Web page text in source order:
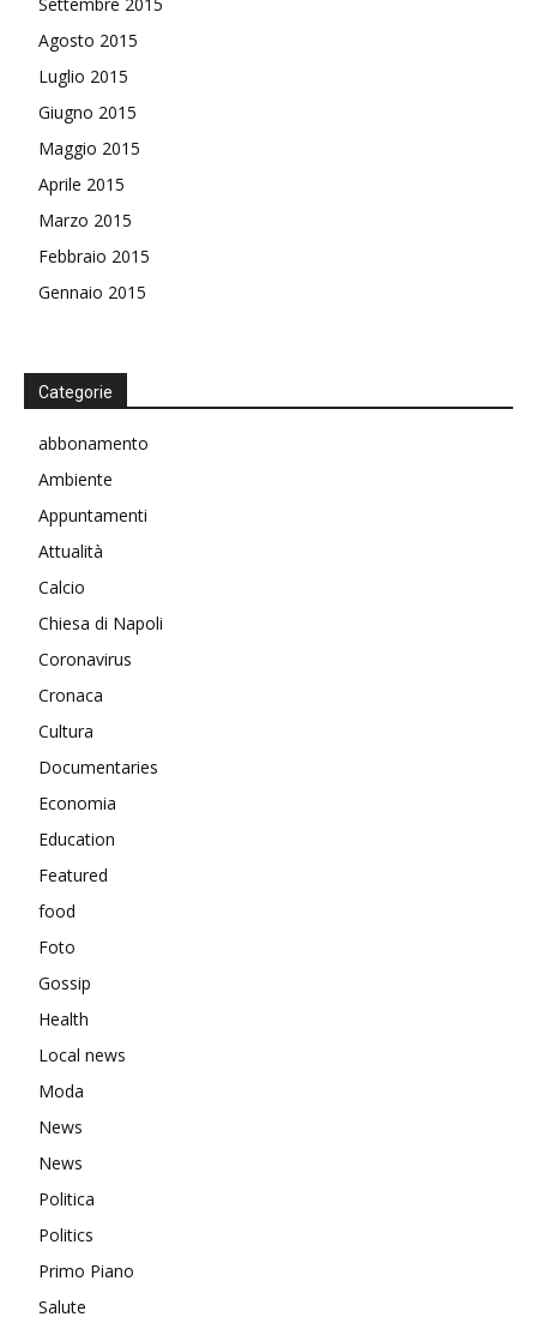
Agosto 2015
Luglio 2015
Giugno 2015
Maggio 2015
Aprile 2015
Marzo 2015
Febbraio 2015
Gennaio 2015
Categorie
abbonamento
Ambiente
Appuntamenti
Attualità
Calcio
Chiesa di Napoli
Coronavirus
Cronaca
Cultura
Documentaries
Economia
Education
Featured
food
Foto
Gossip
Health
Local news
Moda
News
News
Politica
Politics
Primo Piano
Salute